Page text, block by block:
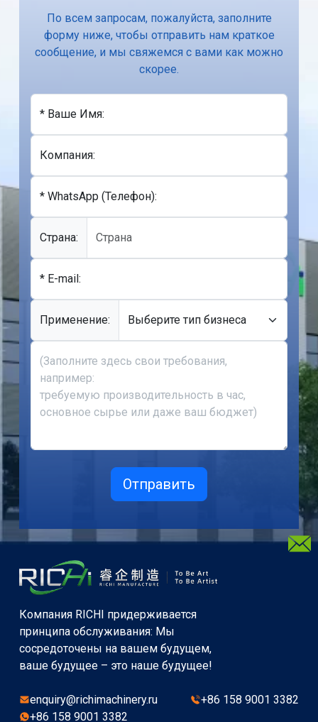
По всем запросам, пожалуйста, заполните
форму ниже, чтобы отправить нам краткое
сообщение, и мы свяжемся с вами как можно
скорее.
* Ваше Имя:
Компания:
* WhatsApp (Телефон):
Cтрана:
* E-mail:
Применение:
Компания RICHI придерживается
принципа обслуживания: Мы
сосредоточены на вашем будущем,
ваше будущее – это наше будущее!
enquiry@richimachinery.ru
+86 158 9001 3382
+86 158 9001 3382